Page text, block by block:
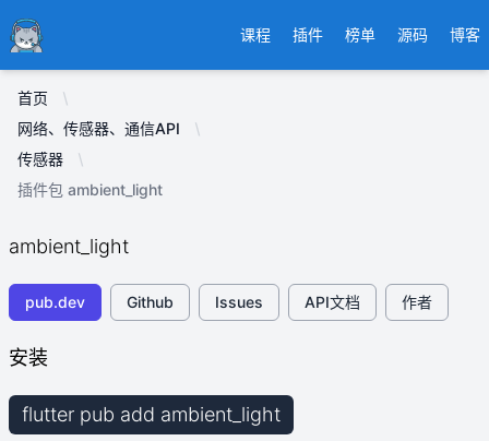
Ducafecat 课程 插件 榜单 源码 博客
首页
网络、传感器、通信API
传感器
插件包 ambient_light
ambient_light
pub.dev Github Issues API文档 作者
安装
flutter pub add ambient_light